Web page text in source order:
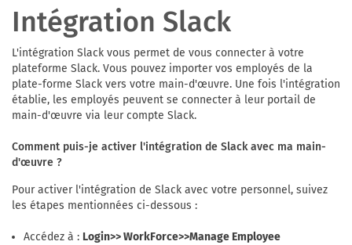
Intégration Slack
L'intégration Slack vous permet de vous connecter à votre
plateforme Slack. Vous pouvez importer vos employés de la
plate-forme Slack vers votre main-d'œuvre. Une fois l'intégration
établie, les employés peuvent se connecter à leur portail de
main-d'œuvre via leur compte Slack.
Comment puis-je activer l'intégration de Slack avec ma main-
d'œuvre ?
Pour activer l'intégration de Slack avec votre personnel, suivez
les étapes mentionnées ci-dessous :
Accédez à : Login>> WorkForce>>Manage Employee